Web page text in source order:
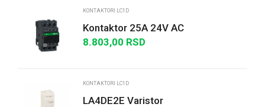
KONTAKTORI LC1D
Kontaktor 25A 24V AC
8.803,00 RSD
KONTAKTORI LC1D
LA4DE2E Varistor